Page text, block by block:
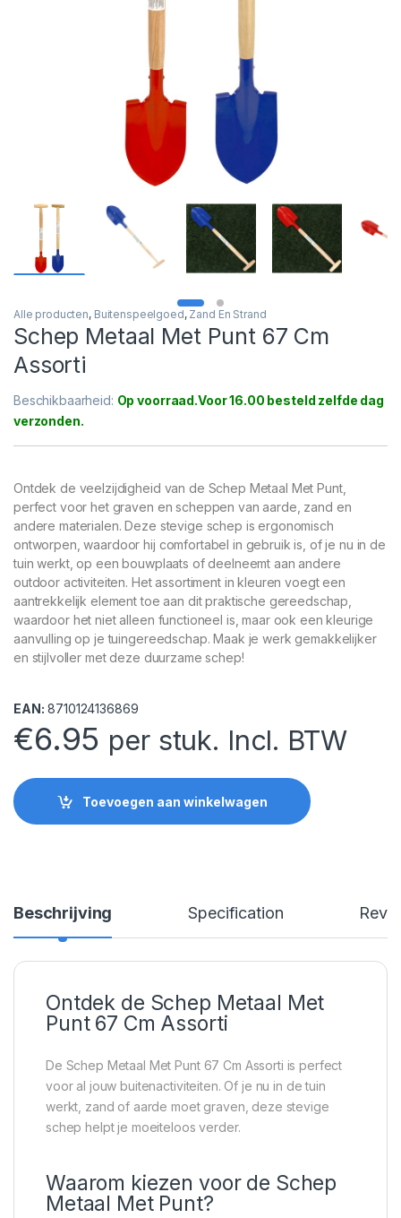
Alle producten, Buitenspeelgoed, Zand En Strand
Schep Metaal Met Punt 67 Cm
Assorti
Beschikbaarheid: Op voorraad
Ontdek de veelzijdigheid van de Schep Metaal Met Punt,
perfect voor het graven en scheppen van aarde, zand en
andere materialen. Deze stevige schep is ergonomisch
ontworpen, waardoor hij comfortabel in gebruik is, of je nu in de
tuin werkt, op een bouwplaats of deelneemt aan andere
outdoor activiteiten. Het assortiment in kleuren voegt een
aantrekkelijk element toe aan dit praktische gereedschap,
waardoor het niet alleen functioneel is, maar ook een kleurige
aanvulling op je tuingereedschap. Maak je werk gemakkelijker
en stijlvoller met deze duurzame schep!
EAN: 8710124136869
€6.95 per stuk. Incl. BTW
Toevoegen aan winkelwagen
Beschrijving Specification
Ontdek de Schep Metaal Met
Punt 67 Cm Assorti
De Schep Metaal Met Punt 67 Cm Assorti is perfect
voor al jouw buitenactiviteiten. Of je nu in de tuin
werkt, zand of aarde moet graven, deze stevige
schep helpt je moeiteloos verder.
Waarom kiezen voor de Schep
Metaal Met Punt?